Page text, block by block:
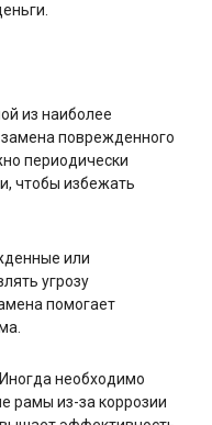
из наиболее
поврежденного
периодически
чтобы избежать
или
угрозу
помогает
необходимо
рамы из-за коррозии